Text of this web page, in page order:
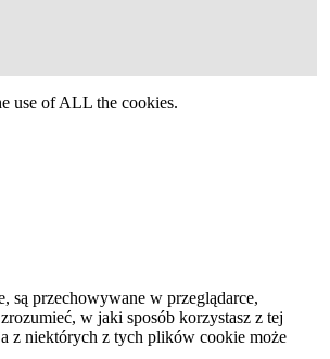
use of ALL the cookies.
są przechowywane w przeglądarce,
w jaki sposób korzystasz z tej
z niektórych z tych plików cookie może